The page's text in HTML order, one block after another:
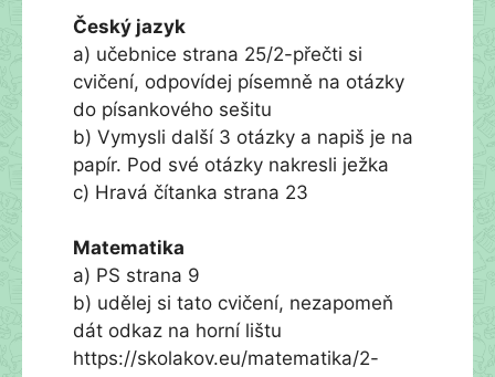
Český jazyk
a) učebnice strana 25/2-přečti si
cvičení, odpovídej písemně na otázky
do písankového sešitu
b) Vymysli další 3 otázky a napiš je na
papír. Pod své otázky nakresli ježka
c) Hravá čítanka strana 23
Matematika
a) PS strana 9
b) udělej si tato cvičení, nezapomeň
dát odkaz na horní lištu
https://skolakov.eu/matematika/2-